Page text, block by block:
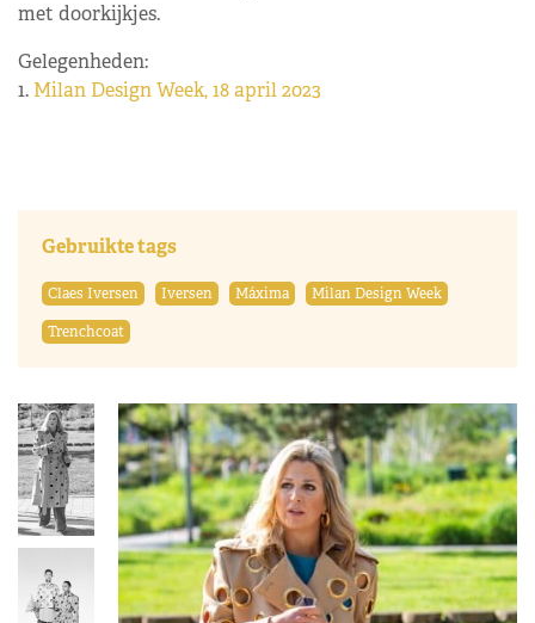
met doorkijkjes.
Gelegenheden:
1. Milan Design Week, 18 april 2023
Gebruikte tags
Claes Iversen Iversen Máxima
Milan Design Week
Trenchcoat